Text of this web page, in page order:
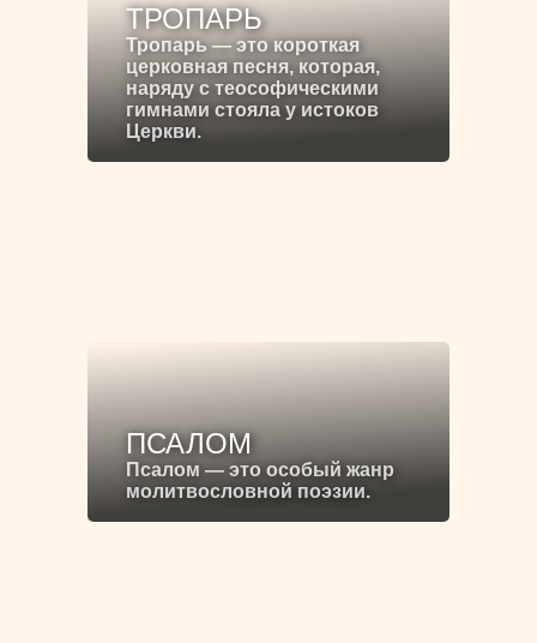
ТРОПАРЬ
Тропарь — это короткая
церковная песня, которая,
наряду с теософическими
гимнами стояла у истоков
Церкви.
ПСАЛОМ
Псалом — это особый жанр
молитвословной поэзии.